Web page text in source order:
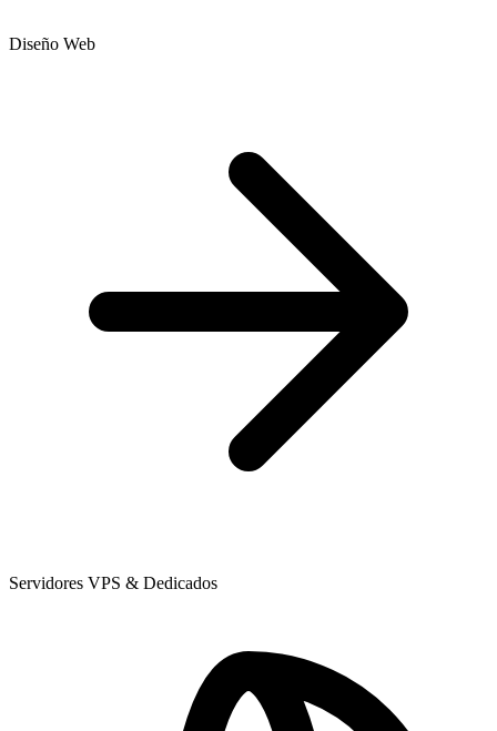
Diseño Web
Servidores VPS & Dedicados